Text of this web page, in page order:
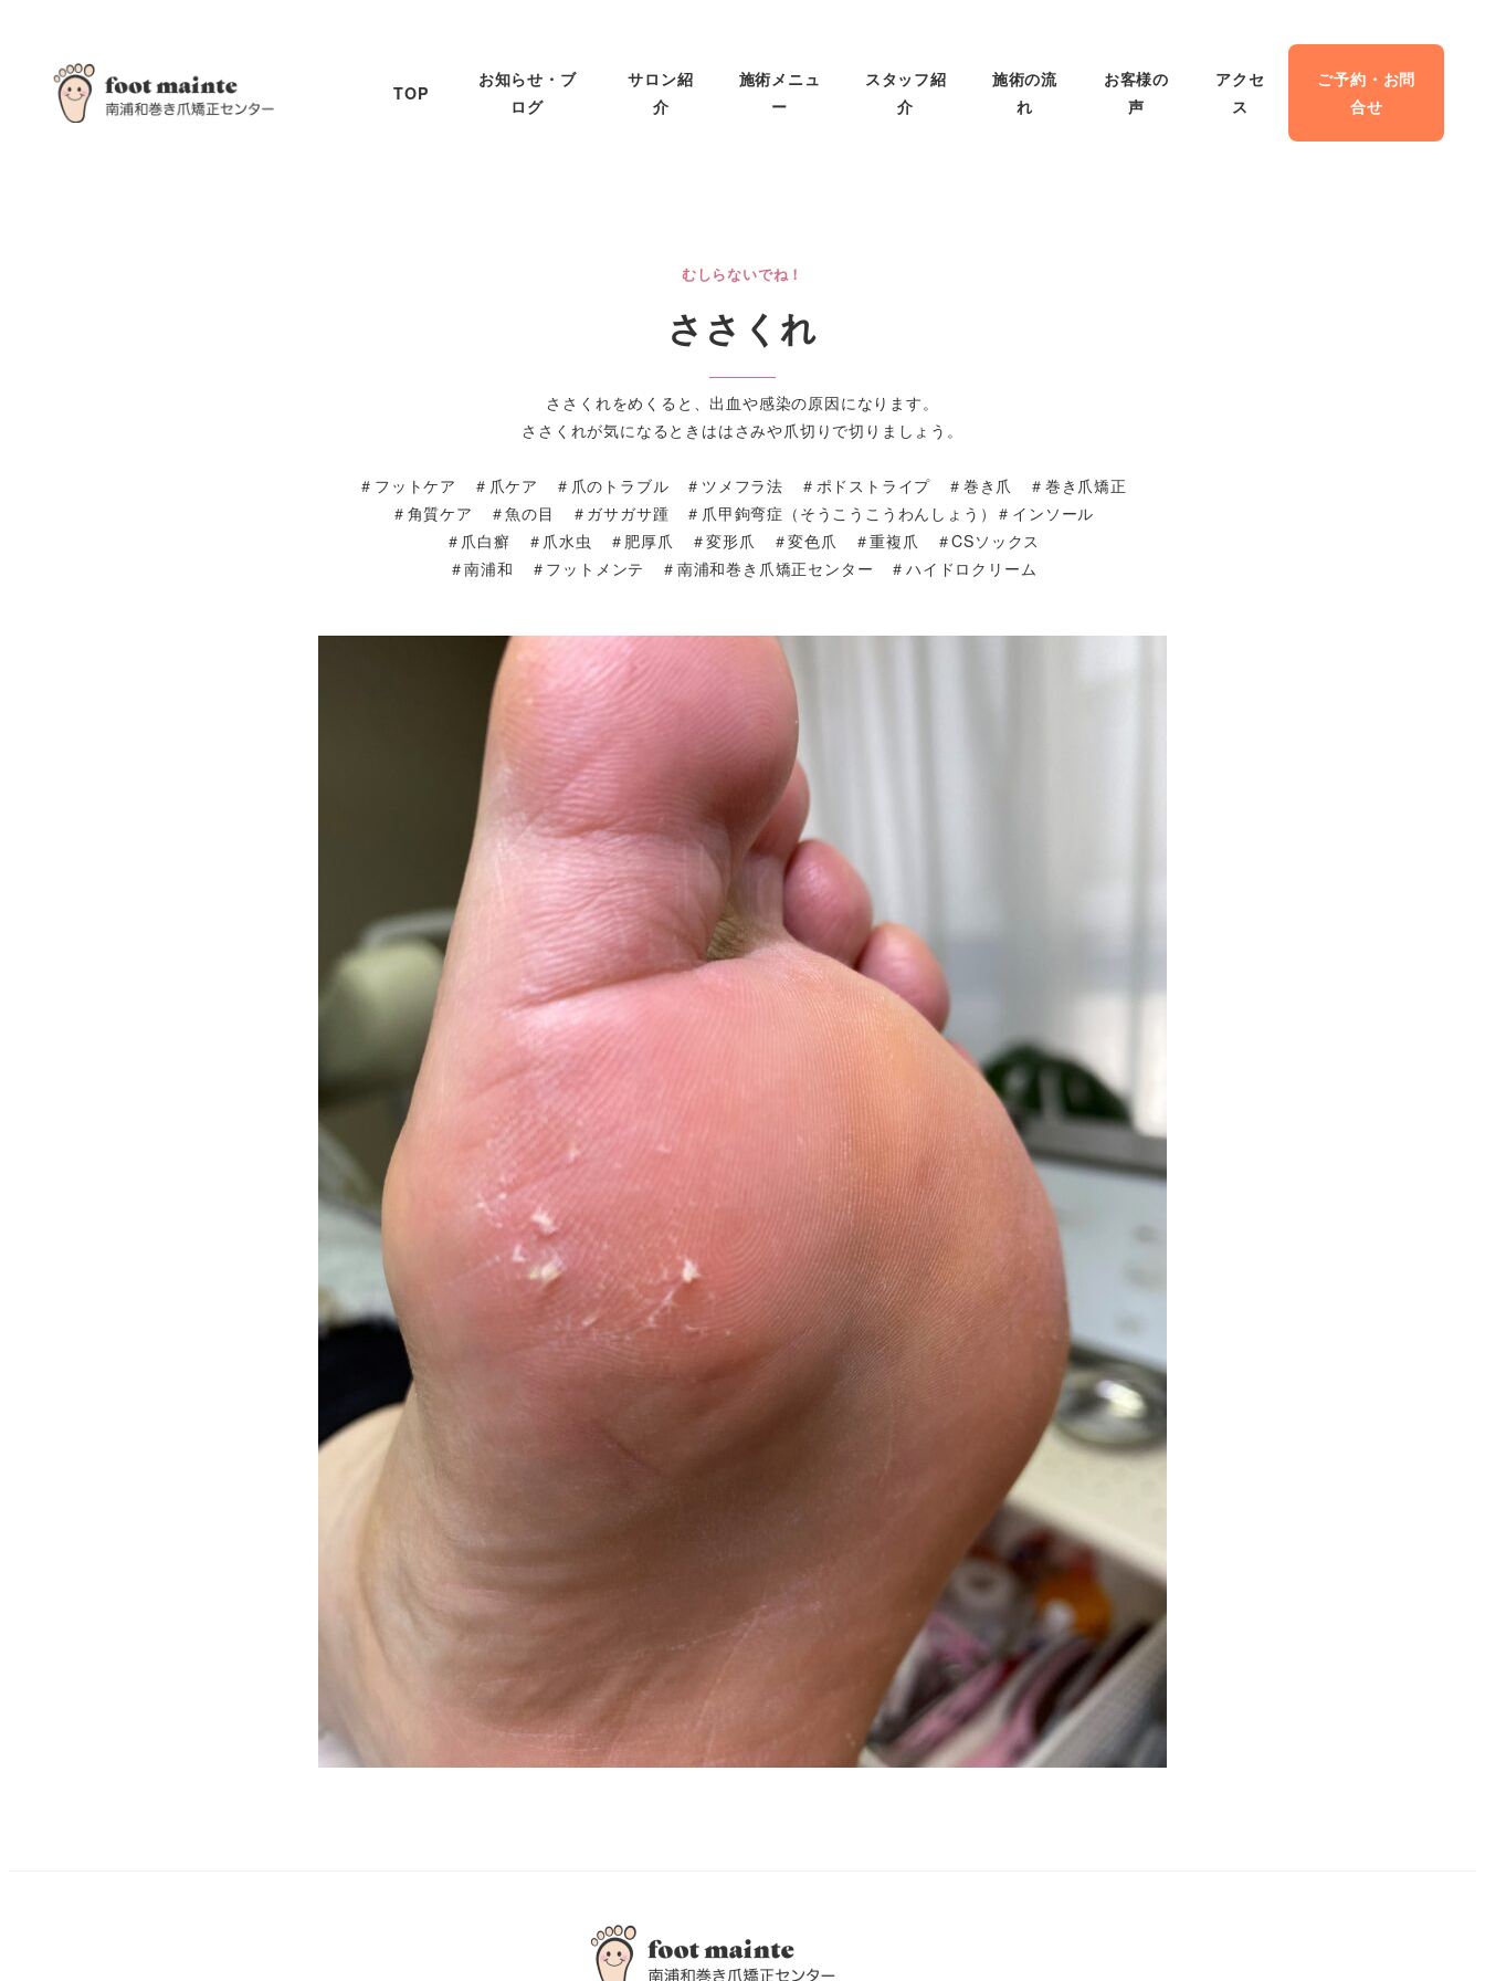
TOP
お知らせ・ブ
ログ
サロン紹
介
施術メニュ
ー
スタッフ紹
介
施術の流
れ
お客様の
声
アクセ
ス
ご予約・お問
合せ
むしらないでね！
ささくれ
ささくれをめくると、出血や感染の原因になります。
ささくれが気になるときははさみや爪切りで切りましょう。
＃フットケア ＃爪ケア ＃爪のトラブル ＃ツメフラ法 ＃ポドストライプ ＃巻き爪 ＃巻き爪矯正
＃角質ケア ＃魚の目 ＃ガサガサ踵 ＃爪甲鉤弯症（そうこうこうわんしょう）＃インソール
＃爪白癬 ＃爪水虫 ＃肥厚爪 ＃変形爪 ＃変色爪 ＃重複爪 ＃CSソックス
＃南浦和 ＃フットメンテ ＃南浦和巻き爪矯正センター ＃ハイドロクリーム